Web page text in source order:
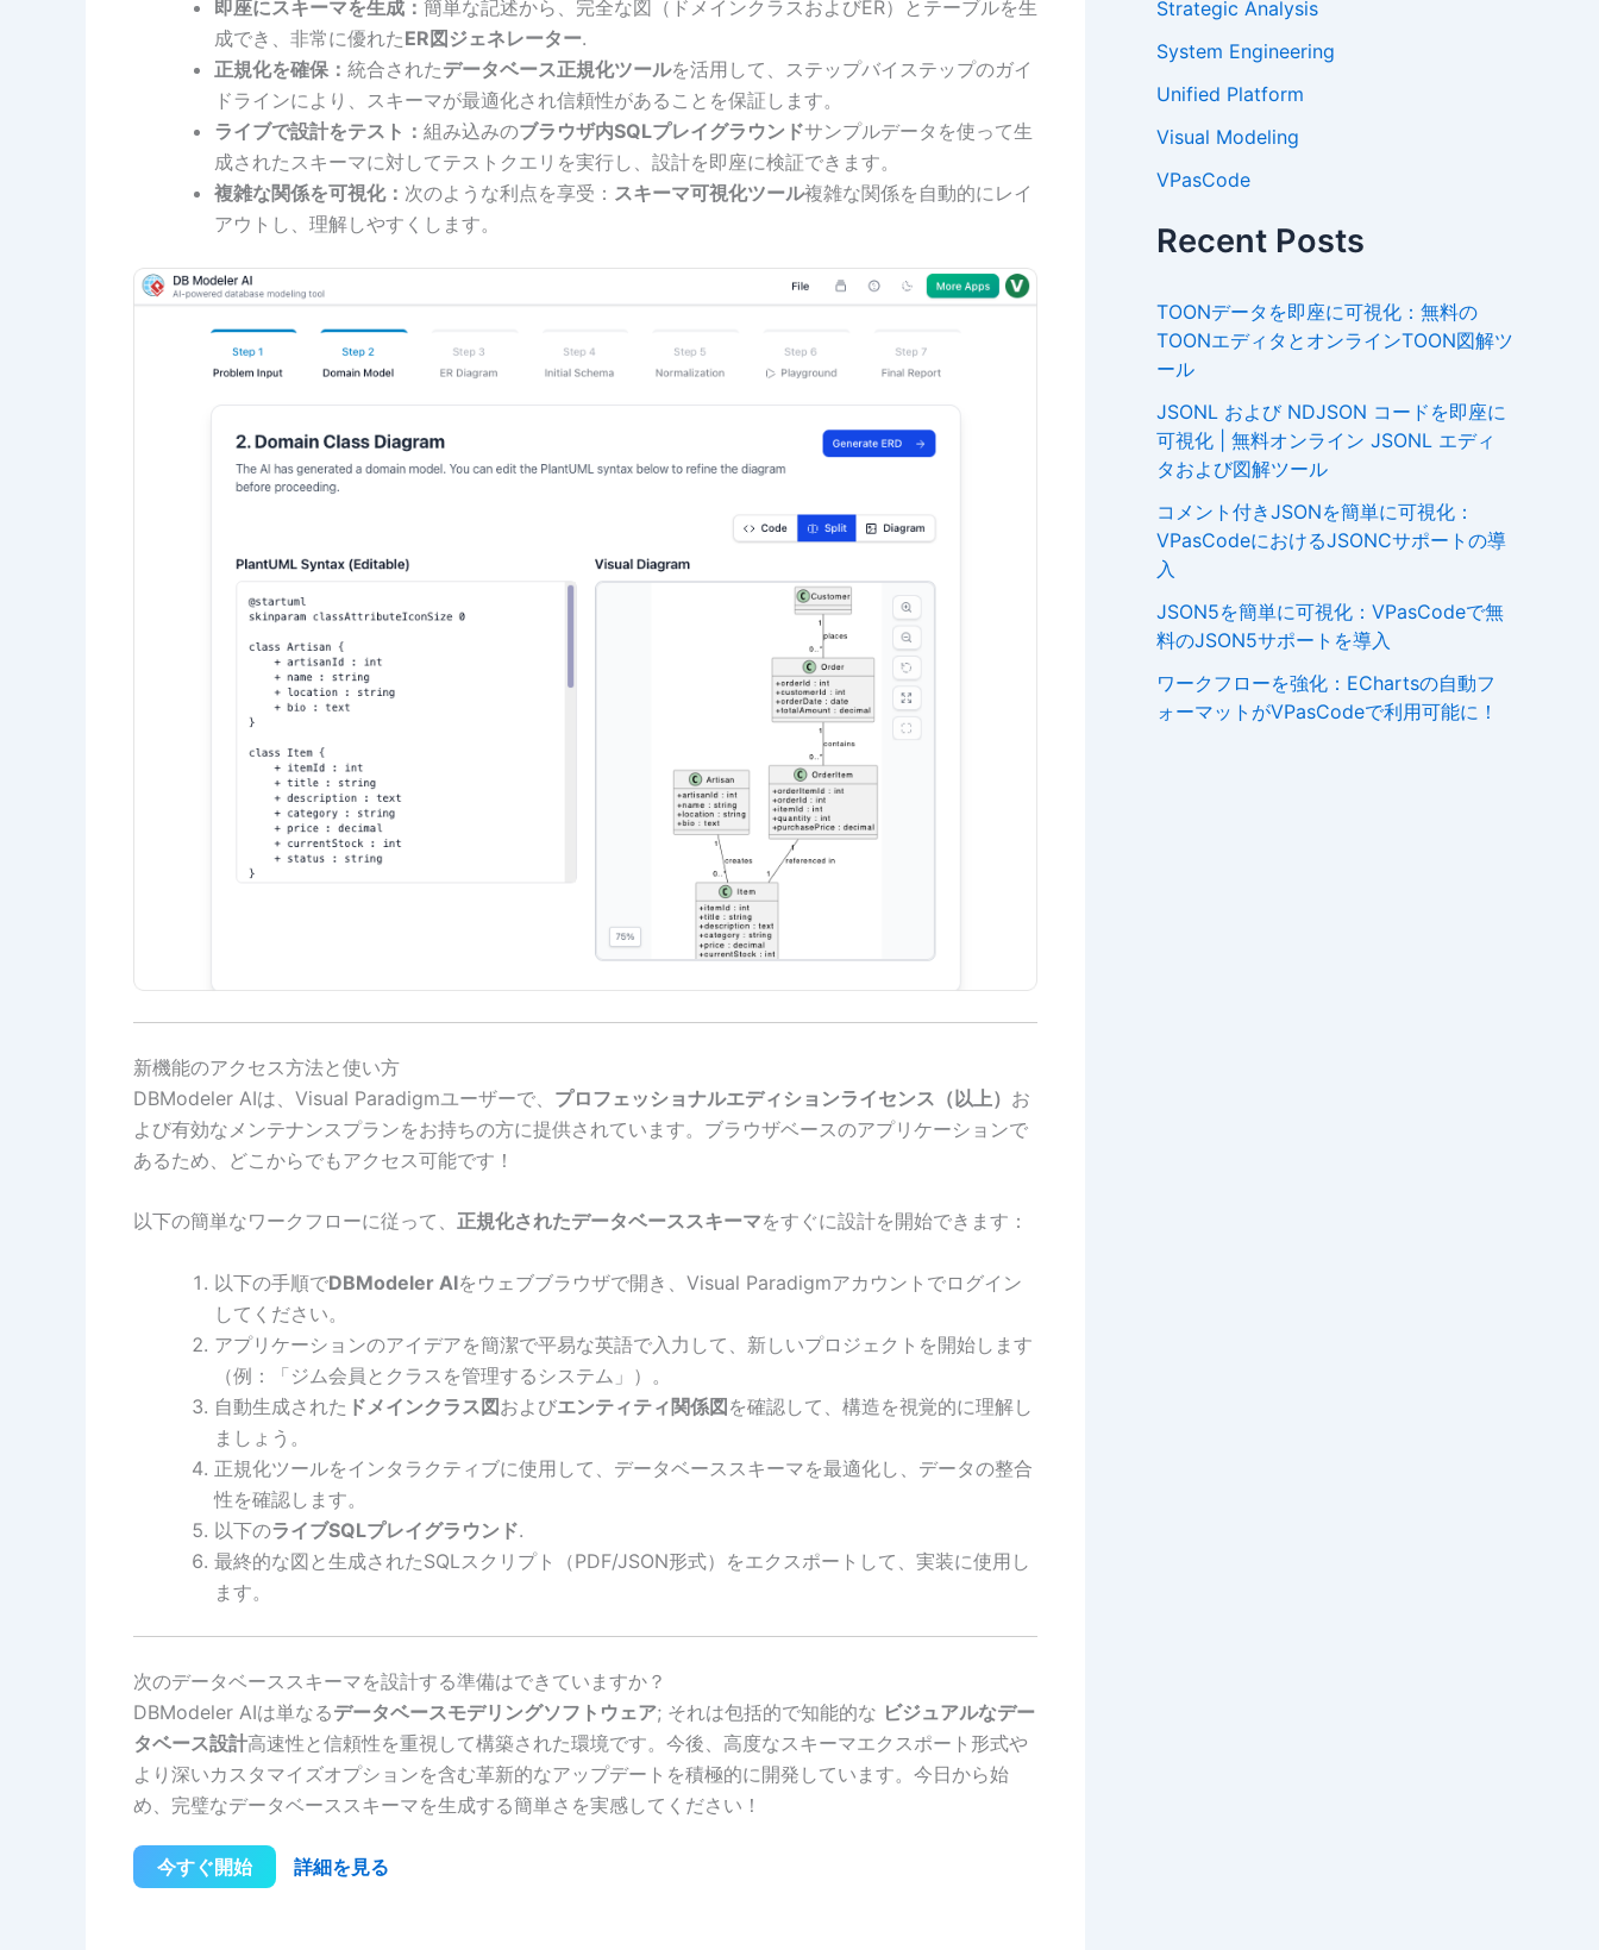
即座にスキーマを生成： 簡単な記述から、完全な図（ドメインクラスおよびER）とテーブルを生
成でき、非常に優れたER図ジェネレーター.
正規化を確保： 統合されたデータベース正規化ツールを活用して、ステップバイステップのガイ
ドラインにより、スキーマが最適化され信頼性があることを保証します。
ライブで設計をテスト： 組み込みのブラウザ内SQLプレイグラウンドサンプルデータを使って生
成されたスキーマに対してテストクエリを実行し、設計を即座に検証できます。
複雑な関係を可視化： 次のような利点を享受： スキーマ可視化ツール複雑な関係を自動的にレイ
アウトし、理解しやすくします。
新機能のアクセス方法と使い方
DBModeler AIは、Visual Paradigmユーザーで、 プロフェッショナルエディションライセンス（以上） お
よび有効なメンテナンスプランをお持ちの方に提供されています。ブラウザベースのアプリケーションで
あるため、どこからでもアクセス可能です！
以下の簡単なワークフローに従って、 正規化されたデータベーススキーマをすぐに設計を開始できます：
以下の手順でDBModeler AIをウェブブラウザで開き、Visual Paradigmアカウントでログイン
してください。
アプリケーションのアイデアを簡潔で平易な英語で入力して、新しいプロジェクトを開始します
（例：「ジム会員とクラスを管理するシステム」）。
自動生成された ドメインクラス図 およびエンティティ関係図 を確認して、構造を視覚的に理解し
ましょう。
正規化ツールをインタラクティブに使用して、データベーススキーマを最適化し、データの整合
性を確認します。
以下のライブSQLプレイグラウンド.
最終的な図と生成されたSQLスクリプト（PDF/JSON形式）をエクスポートして、実装に使用し
ます。
次のデータベーススキーマを設計する準備はできていますか？
DBModeler AIは単なるデータベースモデリングソフトウェア; それは包括的で知能的な ビジュアルなデー
タベース設計高速性と信頼性を重視して構築された環境です。今後、高度なスキーマエクスポート形式や
より深いカスタマイズオプションを含む革新的なアップデートを積極的に開発しています。今日から始
め、完璧なデータベーススキーマを生成する簡単さを実感してください！
今すぐ開始 詳細を見る
Strategic Analysis
System Engineering
Unified Platform
Visual Modeling
VPasCode
Recent Posts
TOONデータを即座に可視化：無料の
TOONエディタとオンラインTOON図解ツ
ール
JSONL および NDJSON コードを即座に
可視化 | 無料オンライン JSONL エディ
タおよび図解ツール
コメント付きJSONを簡単に可視化：
VPasCodeにおけるJSONCサポートの導
入
JSON5を簡単に可視化：VPasCodeで無
料のJSON5サポートを導入
ワークフローを強化：EChartsの自動フ
ォーマットがVPasCodeで利用可能に！